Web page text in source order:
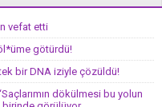
vefat etti
götürdü!
tek bir DNA iziyle çözüldü!
dökülmesi bu yolun